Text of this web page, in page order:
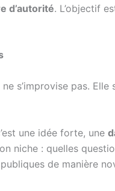
d’autorité. L’objectif
s’improvise pas.
une idée forte, une
niche : quelles
de manière